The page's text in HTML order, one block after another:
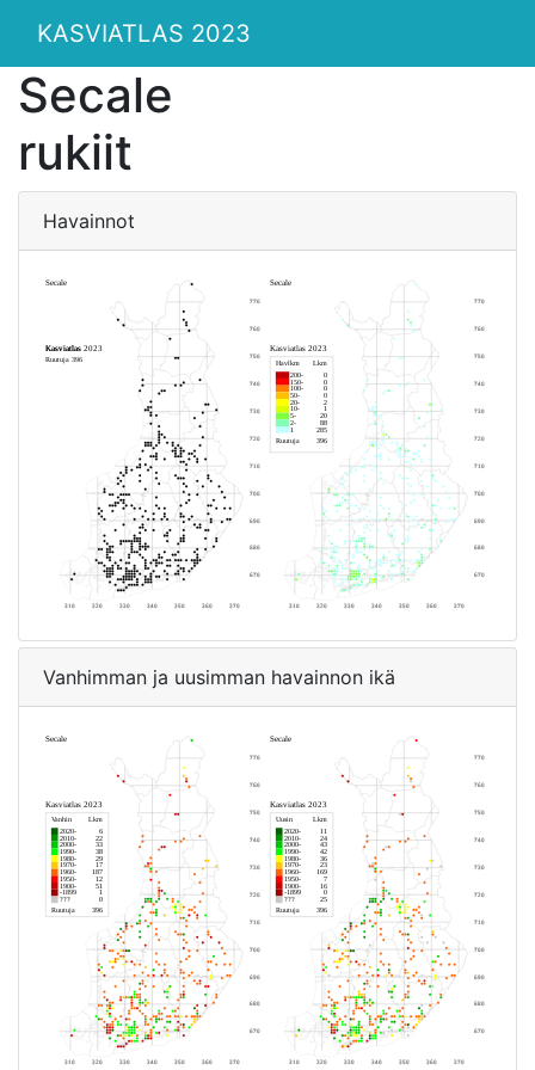
KASVIATLAS 2023
Secale
rukiit
Havainnot
Vanhimman ja uusimman havainnon ikä